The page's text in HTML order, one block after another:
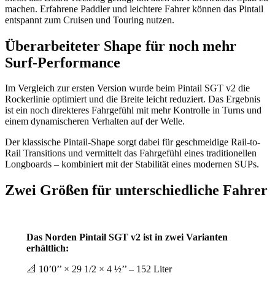
machen. Erfahrene Paddler und leichtere Fahrer können das Pintail
entspannt zum Cruisen und Touring nutzen.
Überarbeiteter Shape für noch mehr
Surf-Performance
Im Vergleich zur ersten Version wurde beim Pintail SGT v2 die
Rockerlinie optimiert und die Breite leicht reduziert. Das Ergebnis
ist ein noch direkteres Fahrgefühl mit mehr Kontrolle in Turns und
einem dynamischeren Verhalten auf der Welle.
Der klassische Pintail-Shape sorgt dabei für geschmeidige Rail-to-
Rail Transitions und vermittelt das Fahrgefühl eines traditionellen
Longboards – kombiniert mit der Stabilität eines modernen SUPs.
Zwei Größen für unterschiedliche Fahrer
Das Norden Pintail SGT v2 ist in zwei Varianten
erhältlich:
📐 10’0’’ × 29 1/2 × 4 ½’’ – 152 Liter